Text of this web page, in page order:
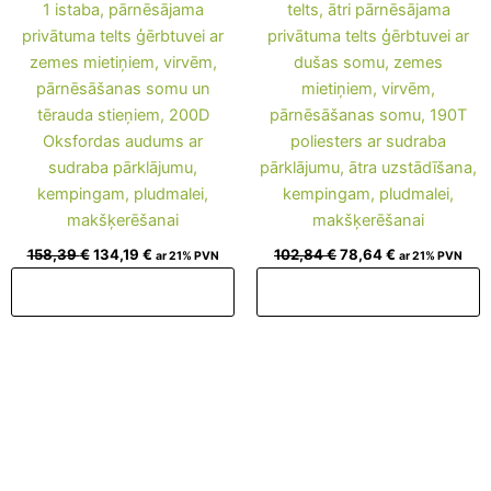
1 istaba, pārnēsājama
privātuma telts ģērbtuvei ar
zemes mietiņiem, virvēm,
pārnēsāšanas somu un
tērauda stieņiem, 200D
Oksfordas audums ar
sudraba pārklājumu,
kempingam, pludmalei,
makšķerēšanai
158,39€ 134,19 € ar 21% PVN
telts, ātri pārnēsājama
privātuma telts ģērbtuvei ar
dušas somu, zemes
mietiņiem, virvēm,
pārnēsāšanas somu, 190T
poliesters ar sudraba
pārklājumu, ātra uzstādīšana,
kempingam, pludmalei,
makšķerēšanai
102,84€78,64€ ar 21% PVN